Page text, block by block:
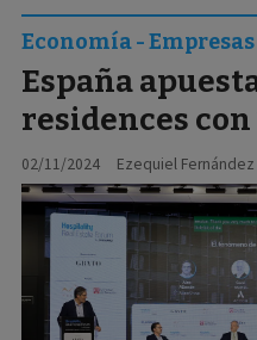
España
residences
Ezequiel
Economía - Empresas
02/11/2024